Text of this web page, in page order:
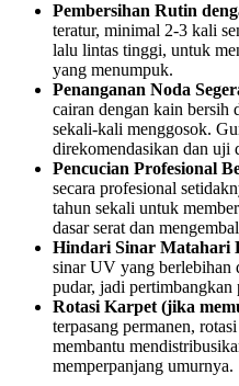
Pembersihan Rutin
teratur, minimal 2-3 kali
lalu lintas tinggi, untuk
yang menumpuk.
Penanganan Noda
cairan dengan kain bersih
sekali-kali menggosok.
direkomendasikan dan uji
Pencucian Profesional
secara profesional
tahun sekali untuk
dasar serat dan
Hindari Sinar Matahari
sinar UV yang berlebihan
pudar, jadi pertimbangkan
Rotasi Karpet (jika
terpasang permanen,
membantu
memperpanjang umurnya.